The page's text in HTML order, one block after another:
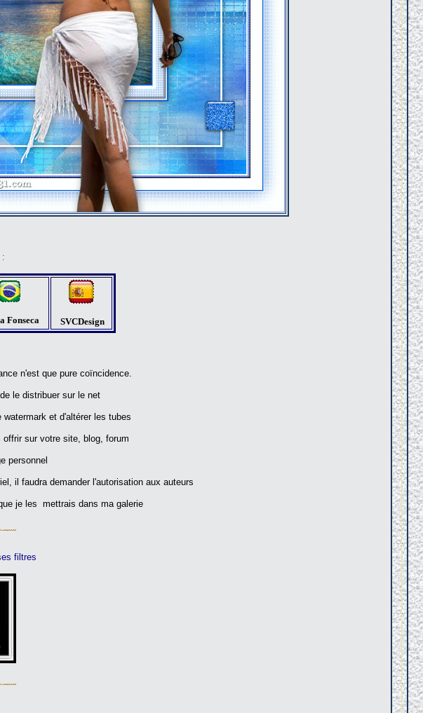
:
Fonseca SVCDesign
n'est que pure coïncidence.
le distribuer sur le net
watermark et d'altérer les tubes
offrir sur votre site, blog, forum
personnel
il faudra demander l'autorisation aux auteurs
je les mettrais dans ma galerie
filtres